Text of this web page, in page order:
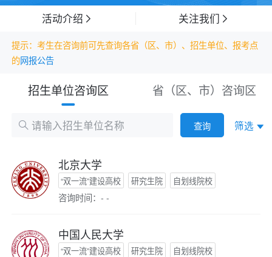
活动介绍 关注我们
提示：考生在咨询前可先查询各省（区、市）、招生单位、报考点
的网报公告
招生单位咨询区 省（区、市）咨询区
查询 筛选
北京大学
“双一流”建设高校 研究生院 自划线院校
咨询时间：- -
中国人民大学
“双一流”建设高校 研究生院 自划线院校